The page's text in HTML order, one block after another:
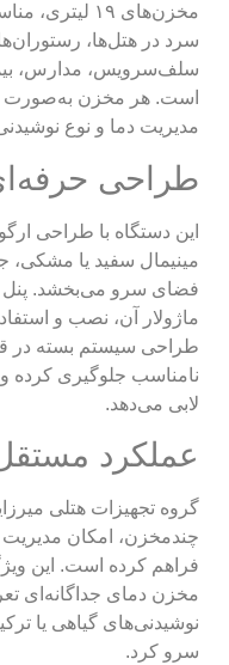
مخزن‌های ۱۹
سرد در هتل‌ها،
سلف‌سرویس، مدارس،
است. هر مخزن به‌صورت
مدیریت دما و نوع
طراحی
این دستگاه با طراحی
مینیمال سفید یا مشکی،
ماژولار آن، نصب و
طراحی سیستم بسته در
نامناسب جلوگیری کرده
لابی می‌دهد.
عملکرد
گروه تجهیزات هتلی
چندمخزن، امکان مدیریت
فراهم کرده است. این
مخزن دمای جداگانه‌ای
نوشیدنی‌های گیاهی یا
سرو کرد.